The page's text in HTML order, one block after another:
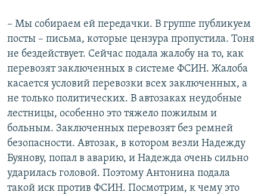
– Мы собираем ей передачки. В группе публикуем
посты – письма, которые цензура пропустила. Тоня
не бездействует. Сейчас подала жалобу на то, как
перевозят заключенных в системе ФСИН. Жалоба
касается условий перевозки всех заключенных, а
не только политических. В автозаках неудобные
лестницы, особенно это тяжело пожилым и
больным. Заключенных перевозят без ремней
безопасности. Автозак, в котором везли Надежду
Буянову, попал в аварию, и Надежда очень сильно
ударилась головой. Поэтому Антонина подала
такой иск против ФСИН. Посмотрим, к чему это